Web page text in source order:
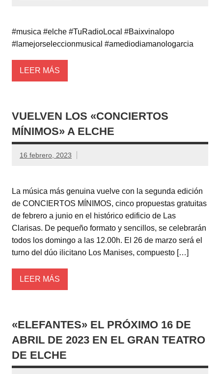
#musica #elche #TuRadioLocal #Baixvinalopo
#lamejorseleccionmusical #amediodiamanologarcia
LEER MÁS
VUELVEN LOS «CONCIERTOS
MÍNIMOS» A ELCHE
16 febrero, 2023
La música más genuina vuelve con la segunda edición
de CONCIERTOS MÍNIMOS, cinco propuestas gratuitas
de febrero a junio en el histórico edificio de Las
Clarisas. De pequeño formato y sencillos, se celebrarán
todos los domingo a las 12.00h. El 26 de marzo será el
turno del dúo ilicitano Los Manises, compuesto […]
LEER MÁS
«ELEFANTES» EL PRÓXIMO 16 DE
ABRIL DE 2023 EN EL GRAN TEATRO
DE ELCHE